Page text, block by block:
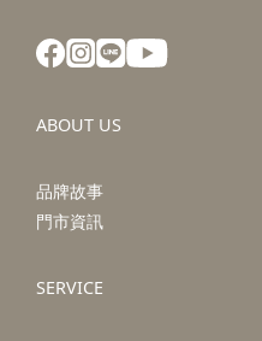
ABOUT US
品牌故事
門市資訊
SERVICE